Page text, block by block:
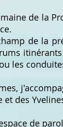
de la
de la
les
et des
de